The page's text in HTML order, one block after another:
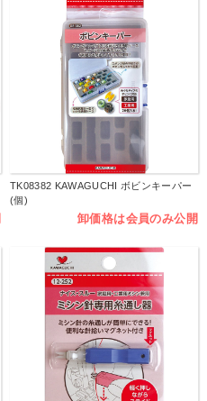
TK08382 KAWAGUCHI ボビンキーパー
(個)
卸価格は会員のみ公開